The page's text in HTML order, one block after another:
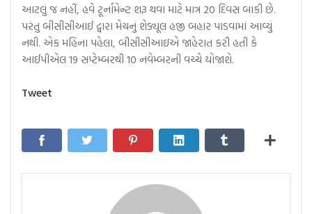
આટલું જ નહીં, હવે ટૂર્નામેન્ટ શરૂ થવા માટે માત્ર 20 દિવસ બાકી છે.
પરંતુ બીસીસીઆઈ દ્વારા મેચનું શેડ્યૂલ હજી બહાર પાડવામાં આવ્યું
નથી. એક મહિના પહેલા, બીસીસીઆઇએ જાહેરાત કરી હતી કે
આઈપીએલ 19 સપ્ટેમ્બરથી 10 નવેમ્બરની વચ્ચે યોજાશે.
Tweet